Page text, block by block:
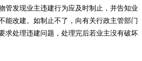
管发现业主违建行为应及时制止，并告知业
能改建。如制止不了，向有关行政主管部门
求处理违建问题，处理完后若业主没有破坏